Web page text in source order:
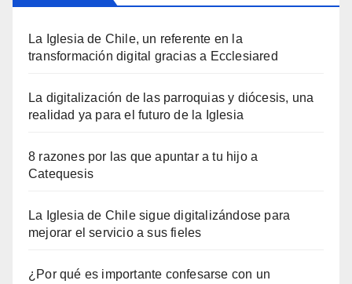
La Iglesia de Chile, un referente en la
transformación digital gracias a Ecclesiared
La digitalización de las parroquias y diócesis, una
realidad ya para el futuro de la Iglesia
8 razones por las que apuntar a tu hijo a
Catequesis
La Iglesia de Chile sigue digitalizándose para
mejorar el servicio a sus fieles
¿Por qué es importante confesarse con un